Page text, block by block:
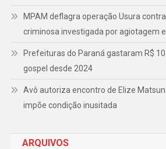
MPAM deflagra operação Usura
criminosa investigada por agiotagem
Prefeituras do Paraná gastaram R$
gospel desde 2024
Avô autoriza encontro de Elize
impõe condição inusitada
ARQUIVOS